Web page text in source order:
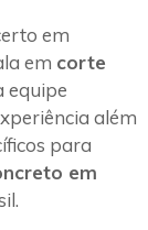
em
em corte
equipe
além
para
em